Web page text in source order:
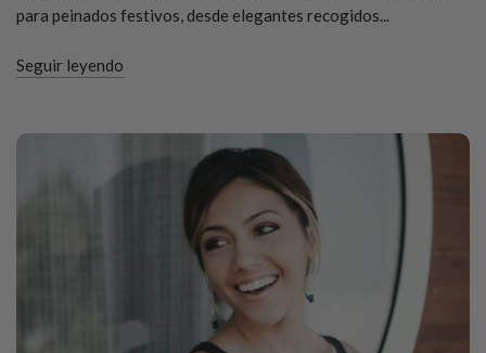
para peinados festivos, desde elegantes recogidos...
Seguir leyendo